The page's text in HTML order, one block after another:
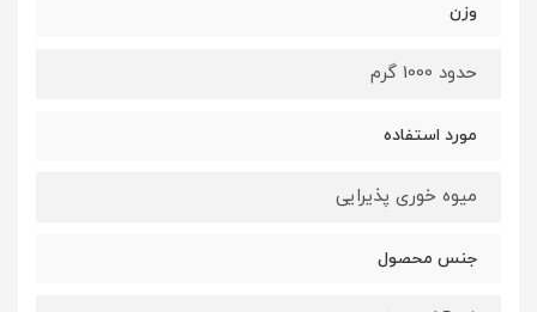
وزن
حدود 1000 گرم
مورد استفاده
میوه خوری پذیرایی
جنس محصول